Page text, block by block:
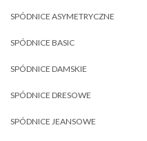
SPÓDNICE ASYMETRYCZNE
SPÓDNICE BASIC
SPÓDNICE DAMSKIE
SPÓDNICE DRESOWE
SPÓDNICE JEANSOWE